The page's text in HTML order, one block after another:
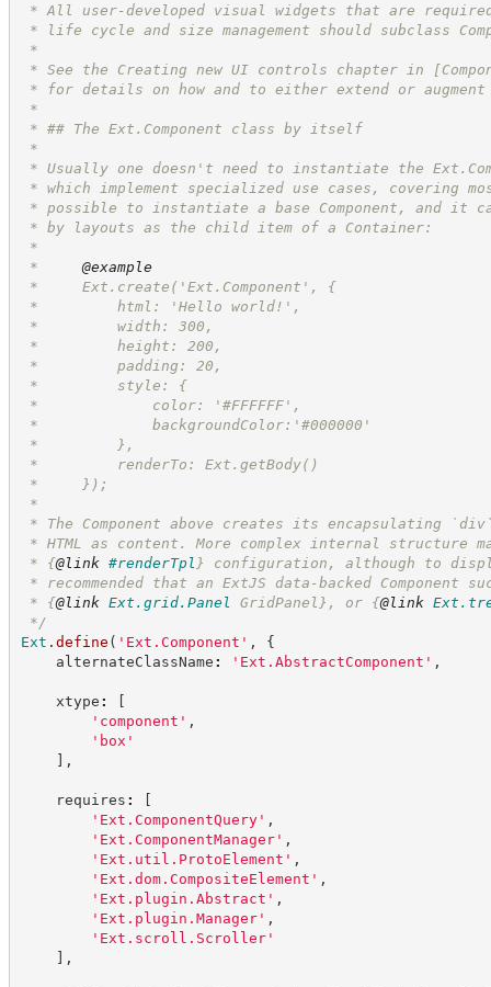
* All user-developed visual widgets that are
* life cycle and size management should subclass
*
* See the Creating new UI controls chapter in
* for details on how and to either extend or augment
*
* ## The Ext.Component class by itself
*
* Usually one doesn't need to instantiate the
* which implement specialized use cases, covering
* possible to instantiate a base Component, and it
* by layouts as the child item of a Container:
*
* @example
*     Ext.create('Ext.Component', {
*         html: 'Hello world!',
*         width: 300,
*         height: 200,
*         padding: 20,
*         style: {
*             color: '#FFFFFF',
*             backgroundColor:'#000000'
*         },
*         renderTo: Ext.getBody()
*     });
*
* The Component above creates its encapsulating
* HTML as content. More complex internal structure
* {@link #renderTpl } configuration, although to
* recommended that an ExtJS data-backed Component
* {@link Ext.grid.Panel GridPanel} , or {@link
*/
Ext . define ( ' Ext.Component ' ,
{
alternateClassName : ' Ext.AbstractComponent ' ,
xtype :
[
' component ' ,
' box '
] ,
requires :
[
' Ext.ComponentQuery' ,
' Ext.ComponentManager' ,
' Ext.util.ProtoElement ' ,
' Ext.dom.CompositeElement ' ,
' Ext.plugin.Abstract ' ,
' Ext.plugin.Manager' ,
' Ext.scroll.Scroller'
] ,